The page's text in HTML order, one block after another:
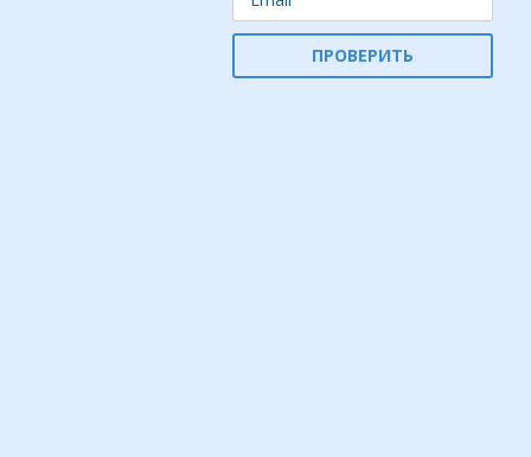
ПРОВЕРИТЬ